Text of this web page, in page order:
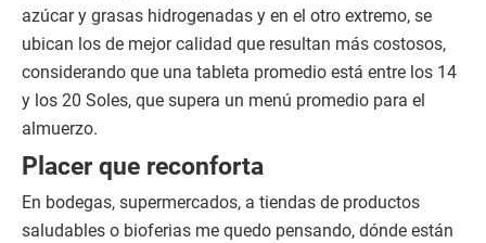
azúcar y grasas hidrogenadas y en el otro extremo, se
ubican los de mejor calidad que resultan más costosos,
considerando que una tableta promedio está entre los 14
y los 20 Soles, que supera un menú promedio para el
almuerzo.
Placer que reconforta
En bodegas, supermercados, a tiendas de productos
saludables o bioferias me quedo pensando, dónde están